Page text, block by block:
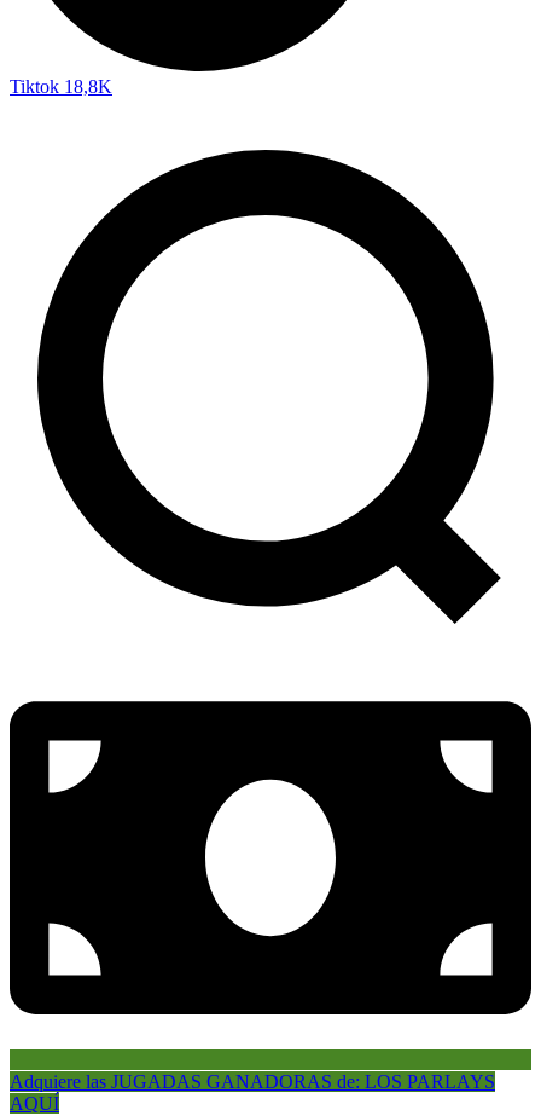
Tiktok 18,8K
Adquiere las JUGADAS GANADORAS de: LOS PARLAYS
AQUÍ